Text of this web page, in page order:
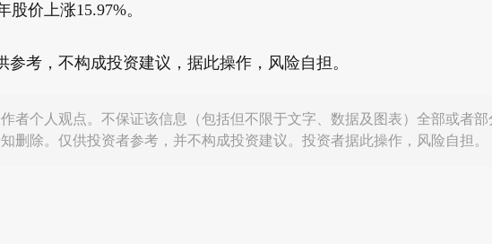
股价上涨15.97%。
考，不构成投资建议，据此操作，风险自担。
者个人观点。不保证该信息（包括但不限于文字、数据及图表）全部或者
删除。仅供投资者参考，并不构成投资建议。投资者据此操作，风险自担。